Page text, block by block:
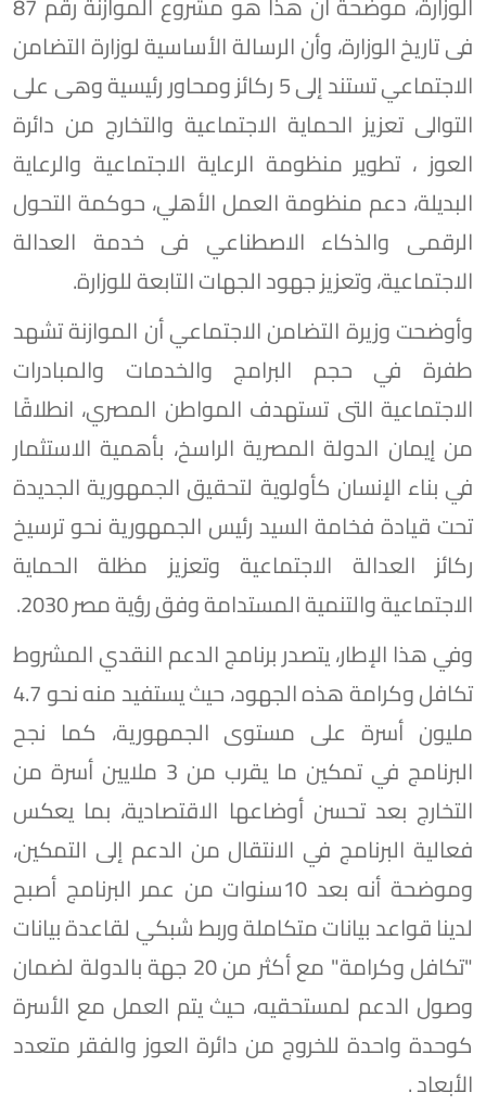
فى تاريخ الوزارة، وأن الرسالة الأساسية لوزارة التضامن
الاجتماعي تستند إلى 5 ركائز ومحاور رئيسية وهى على
التوالى تعزيز الحماية الاجتماعية والتخارج من دائرة
العوز ، تطوير منظومة الرعاية الاجتماعية والرعاية
البديلة، دعم منظومة العمل الأهلي، حوكمة التحول
الرقمى والذكاء الاصطناعي فى خدمة العدالة
الاجتماعية، وتعزيز جهود الجهات التابعة للوزارة.
وأوضحت وزيرة التضامن الاجتماعي أن الموازنة تشهد
طفرة في حجم البرامج والخدمات والمبادرات
الاجتماعية التى تستهدف المواطن المصري، انطلاقًا
من إيمان الدولة المصرية الراسخ، بأهمية الاستثمار
في بناء الإنسان كأولوية لتحقيق الجمهورية الجديدة
تحت قيادة فخامة السيد رئيس الجمهورية نحو ترسيخ
ركائز العدالة الاجتماعية وتعزيز مظلة الحماية
الاجتماعية والتنمية المستدامة وفق رؤية مصر 2030.
وفي هذا الإطار، يتصدر برنامج الدعم النقدي المشروط
تكافل وكرامة هذه الجهود، حيث يستفيد منه نحو 4.7
مليون أسرة على مستوى الجمهورية، كما نجح
البرنامج في تمكين ما يقرب من 3 ملايين أسرة من
التخارج بعد تحسن أوضاعها الاقتصادية، بما يعكس
فعالية البرنامج في الانتقال من الدعم إلى التمكين،
وموضحة أنه بعد 10سنوات من عمر البرنامج أصبح
لدينا قواعد بيانات متكاملة وربط شبكي لقاعدة بيانات
"تكافل وكرامة" مع أكثر من 20 جهة بالدولة لضمان
وصول الدعم لمستحقيه، حيث يتم العمل مع الأسرة
كوحدة واحدة للخروج من دائرة العوز والفقر متعدد
الأبعاد .